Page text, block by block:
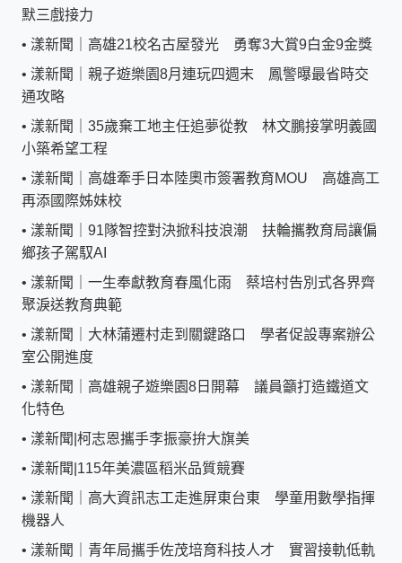
默三戲接力
• 漾新聞｜高雄21校名古屋發光 勇奪3大賞9白金9金獎
• 漾新聞｜親子遊樂園8月連玩四週末 鳳警曝最省時交
通攻略
• 漾新聞｜35歲棄工地主任追夢從教 林文鵬接掌明義國
小築希望工程
• 漾新聞｜高雄牽手日本陸奧市簽署教育MOU 高雄高工
再添國際姊妹校
• 漾新聞｜91隊智控對決掀科技浪潮 扶輪攜教育局讓偏
鄉孩子駕馭AI
• 漾新聞｜一生奉獻教育春風化雨 蔡培村告別式各界齊
聚淚送教育典範
• 漾新聞｜大林蒲遷村走到關鍵路口 學者促設專案辦公
室公開進度
• 漾新聞｜高雄親子遊樂園8日開幕 議員籲打造鐵道文
化特色
• 漾新聞|柯志恩攜手李振豪拚大旗美
• 漾新聞|115年美濃區稻米品質競賽
• 漾新聞｜高大資訊志工走進屏東台東 學童用數學指揮
機器人
• 漾新聞｜青年局攜手佐茂培育科技人才 實習接軌低軌